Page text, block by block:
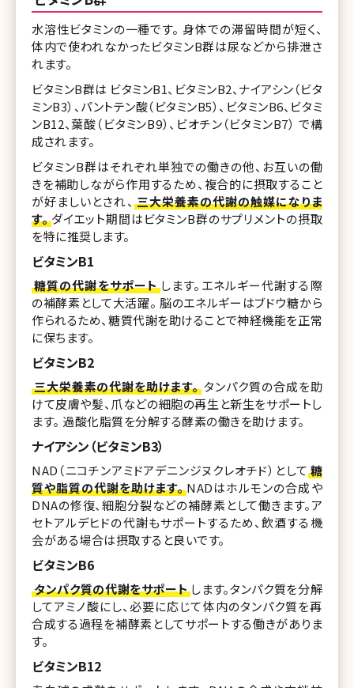
水溶性ビタミンの一種です。 身体での滞留時間が短く、
体内で使われなかったビタミンB群は尿などから排泄さ
れます。
ビタミンB群は ビタミンB1、ビタミンB2、ナイアシン（ビタ
ミンB3）、パントテン酸（ビタミンB5）、ビタミンB6、ビタミ
ンB12、葉酸（ビタミンB9）、ビオチン（ビタミンB7） で構
成されます。
ビタミンB群はそれぞれ単独での働きの他、お互いの働
きを補助しながら作用するため、複合的に摂取すること
が好ましいとされ、 三大栄養素の代謝の触媒になりま
す。ダイエット期間はビタミンB群のサプリメントの摂取
を特に推奨します。
ビタミンB1
糖質の代謝をサポート します。エネルギー代謝する際
の補酵素として大活躍。 脳のエネルギーはブドウ糖から
作られるため、糖質代謝を助けることで神経機能を正常
に保ちます。
ビタミンB2
三大栄養素の代謝を助けます。タンパク質の合成を助
けて皮膚や髪、爪などの細胞の再生と新生をサポートし
ます。 過酸化脂質を分解する酵素の働きを助けます。
ナイアシン（ビタミンB3）
NAD（ニコチンアミドアデニンジヌクレオチド）として 糖
質や脂質の代謝を助けます。NADはホルモンの合成や
DNAの修復、細胞分裂などの補酵素として働きます。ア
セトアルデヒドの代謝もサポートするため、飲酒する機
会がある場合は摂取すると良いです。
ビタミンB6
タンパク質の代謝をサポート します。タンパク質を分解
してアミノ酸にし、必要に応じて体内のタンパク質を再
合成する過程を補酵素としてサポートする働きがありま
す。
ビタミンB12